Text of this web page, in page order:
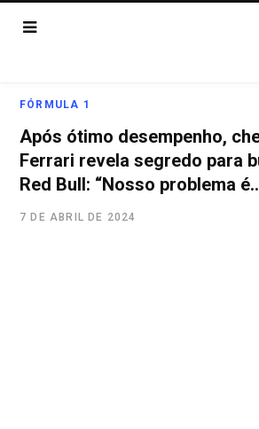
FÓRMULA 1
Após ótimo desempenho,
Ferrari revela segredo para
Red Bull: “Nosso problema
7 DE ABRIL DE 2024